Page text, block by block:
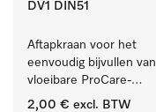
DV1 DIN51
Aftapkraan voor het
eenvoudig bijvullen van
vloeibare ProCare-
producten.
2,00 € excl. BTW